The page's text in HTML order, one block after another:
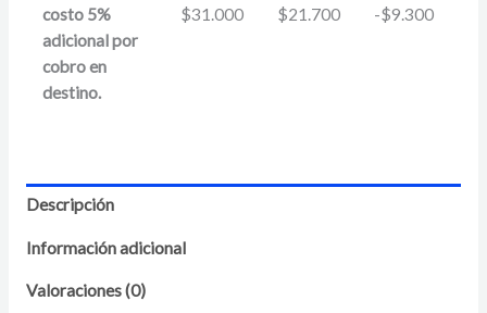
costo 5%
adicional por
cobro en
destino.
$31.000 $21.700 -$9.300
Descripción
Información adicional
Valoraciones (0)